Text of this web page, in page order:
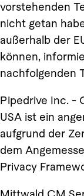
vorstehenden
nicht getan
außerhalb der
können,
nachfolgenden
Pipedrive Inc. -
USA ist ein
aufgrund der
dem
Privacy